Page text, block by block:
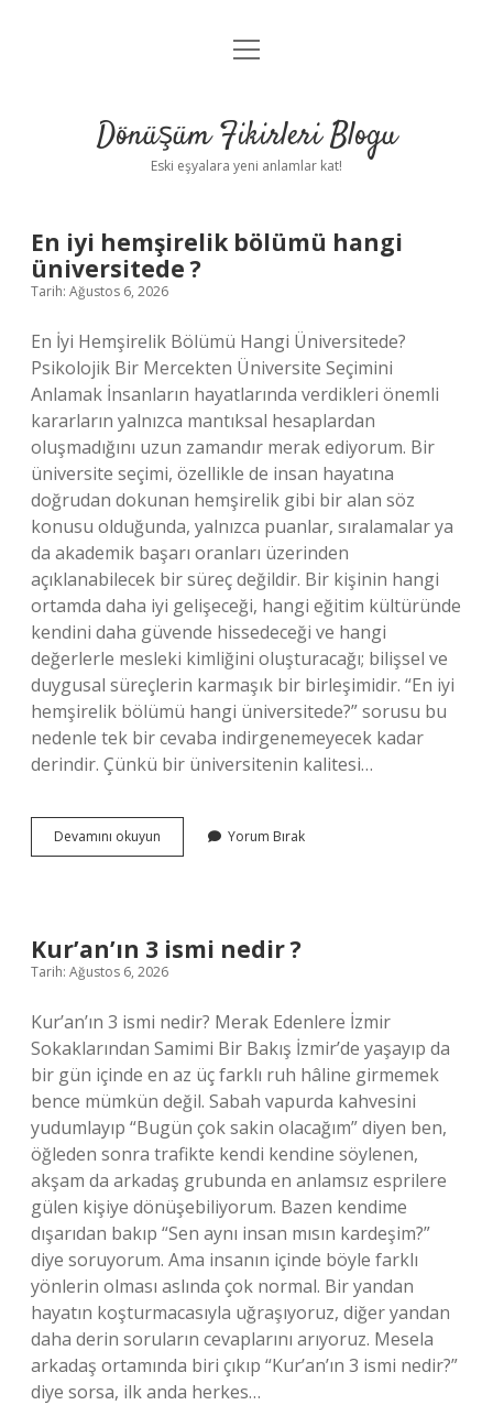
Anasayfa
Yasal Uyarı
menüyü
Dönüşüm Fikirleri Blogu
Eski eşyalara yeni anlamlar kat!
Dönüşüm
Fikirleri
Blogu
Yazılar
En iyi hemşirelik bölümü hangi
üniversitede ?
Tarih: Ağustos 6, 2026
En İyi Hemşirelik Bölümü Hangi Üniversitede?
Psikolojik Bir Mercekten Üniversite Seçimini
Anlamak İnsanların hayatlarında verdikleri önemli
kararların yalnızca mantıksal hesaplardan
oluşmadığını uzun zamandır merak ediyorum. Bir
üniversite seçimi, özellikle de insan hayatına
doğrudan dokunan hemşirelik gibi bir alan söz
konusu olduğunda, yalnızca puanlar, sıralamalar ya
da akademik başarı oranları üzerinden
açıklanabilecek bir süreç değildir. Bir kişinin hangi
ortamda daha iyi gelişeceği, hangi eğitim kültüründe
kendini daha güvende hissedeceği ve hangi
değerlerle mesleki kimliğini oluşturacağı; bilişsel ve
duygusal süreçlerin karmaşık bir birleşimidir. “En iyi
hemşirelik bölümü hangi üniversitede?” sorusu bu
nedenle tek bir cevaba indirgenemeyecek kadar
derindir. Çünkü bir üniversitenin kalitesi…
Devamını okuyun
iyi
Yorum Bırak
Kur’an’ın 3 ismi nedir ?
Tarih: Ağustos 6, 2026
Kur’an’ın 3 ismi nedir? Merak Edenlere İzmir
Sokaklarından Samimi Bir Bakış İzmir’de yaşayıp da
bir gün içinde en az üç farklı ruh hâline girmemek
bence mümkün değil. Sabah vapurda kahvesini
yudumlayıp “Bugün çok sakin olacağım” diyen ben,
öğleden sonra trafikte kendi kendine söylenen,
akşam da arkadaş grubunda en anlamsız esprilere
gülen kişiye dönüşebiliyorum. Bazen kendime
dışarıdan bakıp “Sen aynı insan mısın kardeşim?”
diye soruyorum. Ama insanın içinde böyle farklı
yönlerin olması aslında çok normal. Bir yandan
hayatın koşturmacasıyla uğraşıyoruz, diğer yandan
daha derin soruların cevaplarını arıyoruz. Mesela
arkadaş ortamında biri çıkıp “Kur’an’ın 3 ismi nedir?”
diye sorsa, ilk anda herkes…